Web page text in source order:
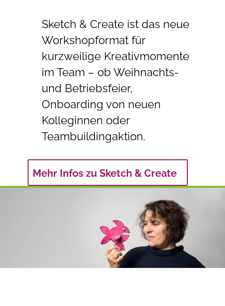
Sketch & Create ist das neue
Workshopformat für
kurzweilige Kreativmomente
im Team – ob Weihnachts-
und Betriebsfeier,
Onboarding von neuen
Kolleginnen oder
Teambuildingaktion.
Mehr Infos zu Sketch & Create